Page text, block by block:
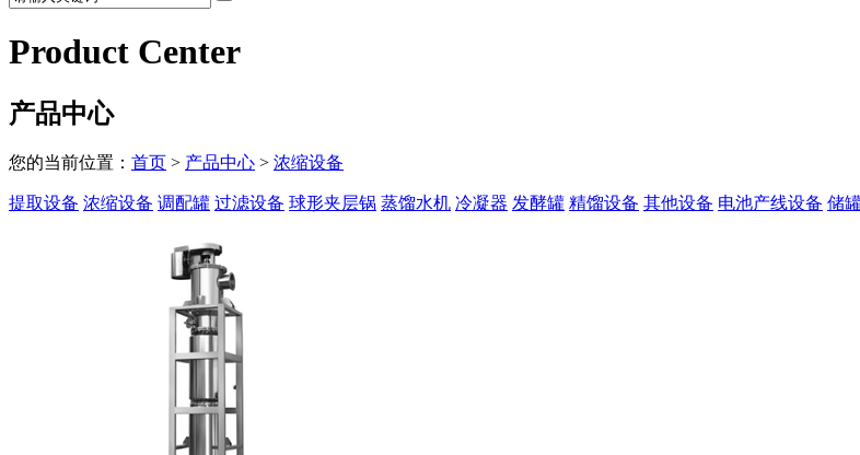
Product Center
产品中心
您的当前位置： 首页 > 产品中心 > 浓缩设备
提取设备 浓缩设备 调配罐 过滤设备 球形夹层锅 蒸馏水机 冷凝器 发酵罐 精馏设备 其他设备 电池产线设备 储